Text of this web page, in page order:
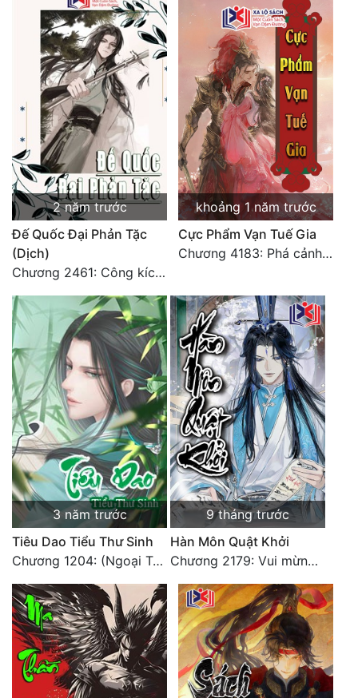
Tội Phạm
Vô Địch
Võ Hiệp
Võng Du
Xuyên Không
Xuyên Nhanh
Xuyên Sách
Xuyên Thư
Điền Văn
Đô Thị
Đông Phương
Đông Phương Huyền Huyễn
Đồng Nhân
Cẩu Đạo Trường Sinh
Ngự Thú
Truyện Nam
Truyện Nữ
Vô Địch Lưu
Xây Dựng Thế Lực
2 năm trước
Đế Quốc Đại Phản Tặc
(Dịch)
Chương 2461: Công kích đại doanh!
khoảng 1 năm trước
Cực Phẩm Vạn Tuế Gia
Chương 4183: Phá cảnh Chí Đạo cảnh hậu kỳ
3 năm trước
Tiêu Dao Tiểu Thư Sinh
Chương 1204: (Ngoại Truyện) Triệu Cơ
9 tháng trước
Hàn Môn Quật Khởi
Chương 2179: Vui mừng khôn xiết